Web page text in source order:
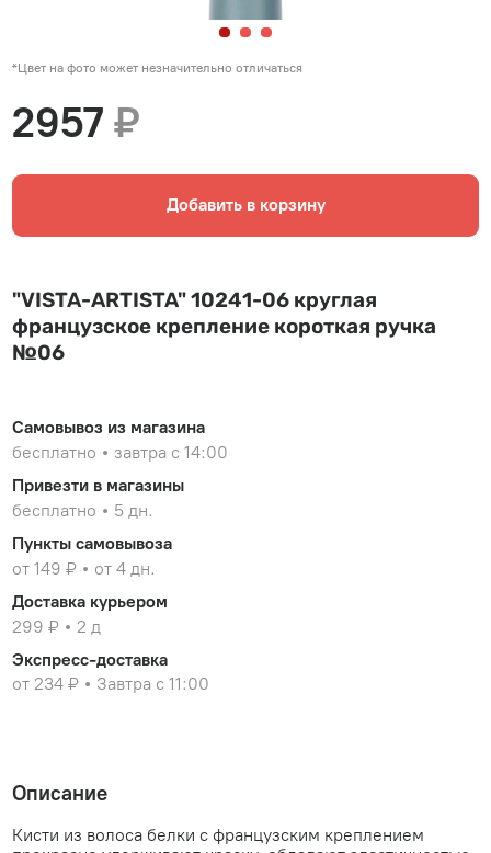
*Цвет на фото может незначительно отличаться
2957₽
Добавить в корзину
"VISTA-ARTISTA" 10241-06 круглая
французское крепление короткая ручка
№06
Самовывоз из магазина
бесплатно
завтра с 14:00
Привезти в магазины
бесплатно
5 дн.
Пункты самовывоза
от 149 ₽
от 4 дн.
Доставка курьером
299 ₽
2 д
Экспресс-доставка
от 234 ₽
Завтра с 11:00
Описание
Кисти из волоса белки с французским креплением